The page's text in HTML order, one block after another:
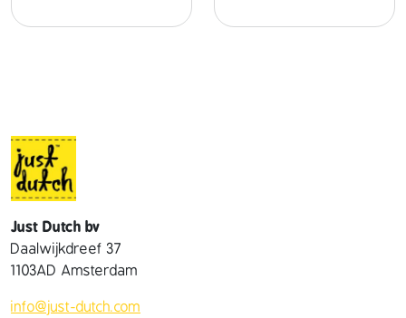
Just Dutch bv
Daalwijkdreef 37
1103AD Amsterdam
info@just-dutch.com